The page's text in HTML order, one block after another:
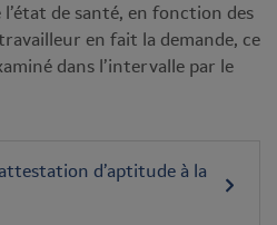
de santé, en fonction des
en fait la demande, ce
dans l’intervalle par le
d’aptitude à la